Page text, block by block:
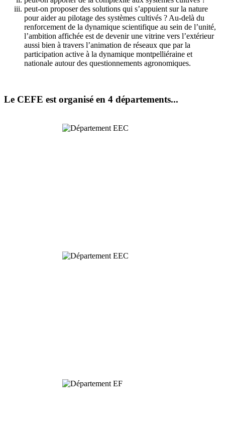
peut-on proposer des solutions qui s’appuient sur la nature
pour aider au pilotage des systèmes cultivés ? Au-delà du
renforcement de la dynamique scientifique au sein de l’unité,
l’ambition affichée est de devenir une vitrine vers l’extérieur
aussi bien à travers l’animation de réseaux que par la
participation active à la dynamique montpelliéraine et
nationale autour des questionnements agronomiques.
Le CEFE est organisé en 4 départements...